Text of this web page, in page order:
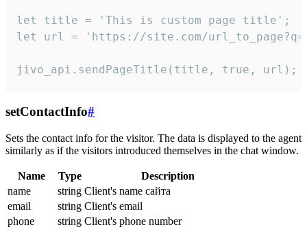
let title = 'This is custom page title';
let url = 'https://site.com/
jivo_api.sendPageTitle(title, true, url);
setContactInfo#
Sets the contact info for the visitor. The data is displayed to the agent
similarly as if the visitors introduced themselves in the chat window.
Name Type
Description
name
string Client's name сайта
email
string Client's email
phone
string Client's phone number